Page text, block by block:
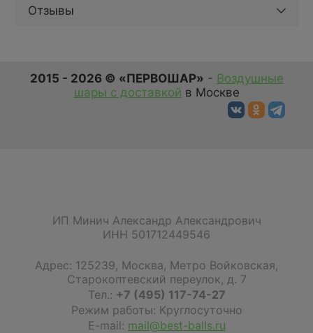
Отзывы
2015 - 2026 © «ПЕРВОШАР» - Воздушные
шары с доставкой в Москве
ИП Минич Александр Александрович
ИНН 501712449546
Адрес: 125239, Москва, Метро Войковская,
Старокоптевский переулок, д. 7
Тел.: +7 (495) 117-74-27
Режим работы: Круглосуточно
E-mail: mail@best-balls.ru